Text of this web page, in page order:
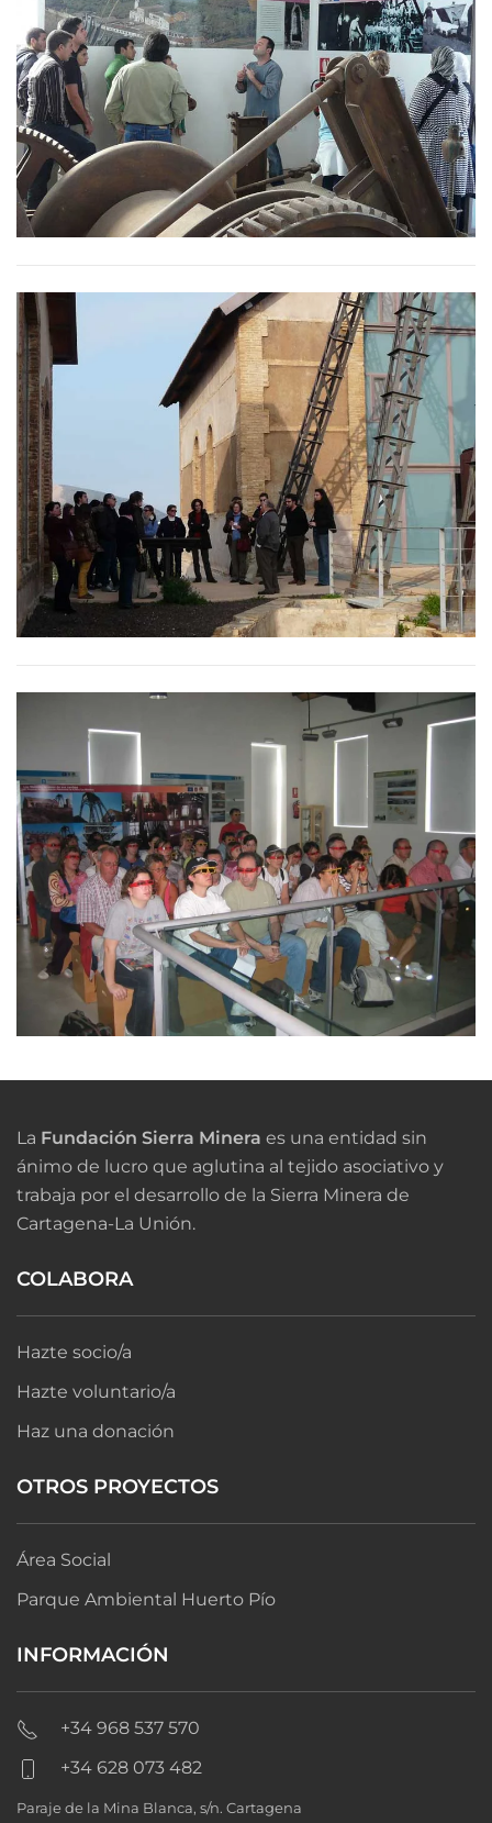
La Fundación Sierra Minera es una entidad sin
ánimo de lucro que aglutina al tejido asociativo y
trabaja por el desarrollo de la Sierra Minera de
Cartagena-La Unión.
COLABORA
Hazte socio/a
Hazte voluntario/a
Haz una donación
OTROS PROYECTOS
Área Social
Parque Ambiental Huerto Pío
INFORMACIÓN
+34 968 537 570
+34 628 073 482
Paraje de la Mina Blanca, s/n. Cartagena